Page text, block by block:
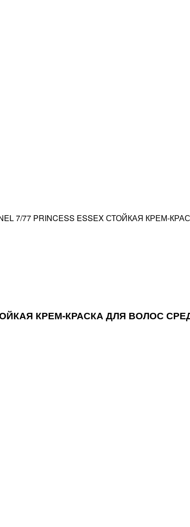
7/77 PRINCESS ESSEX СТОЙКАЯ
СТОЙКАЯ КРЕМ-КРАСКА ДЛЯ